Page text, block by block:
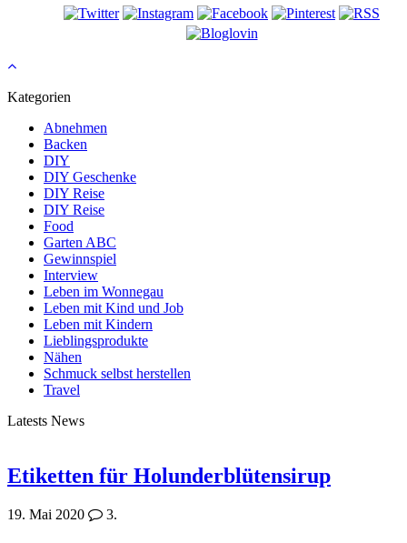
Kategorien
Abnehmen
Backen
DIY
DIY Geschenke
DIY Reise
DIY Reise
Food
Garten ABC
Gewinnspiel
Interview
Leben im Wonnegau
Leben mit Kind und Job
Leben mit Kindern
Lieblingsprodukte
Nähen
Schmuck selbst herstellen
Travel
Latests News
Etiketten für Holunderblütensirup
19. Mai 2020 3.